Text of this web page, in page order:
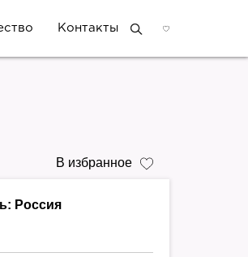
Контакты
В избранное
Россия